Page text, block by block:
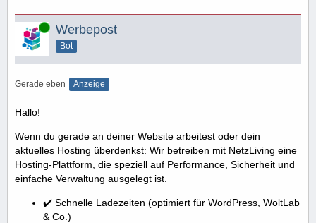
Online Werbepost
Bot
Gerade eben Anzeige
Hallo!
Wenn du gerade an deiner Website arbeitest oder dein
aktuelles Hosting überdenkst: Wir betreiben mit NetzLiving eine
Hosting-Plattform, die speziell auf Performance, Sicherheit und
einfache Verwaltung ausgelegt ist.
✔️ Schnelle Ladezeiten (optimiert für WordPress, WoltLab
& Co.)